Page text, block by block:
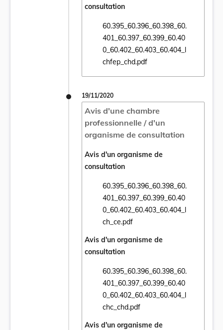
consultation
60.395_60.396_60.398_60.
401_60.397_60.399_60.40
0_60.402_60.403_60.404_l
chfep_chd.pdf
Ouvrir le document
19/11/2020
Avis d'une chambre
professionnelle / d'un
organisme de consultation
Avis d'un organisme de
consultation
60.395_60.396_60.398_60.
401_60.397_60.399_60.40
0_60.402_60.403_60.404_l
ch_ce.pdf
Ouvrir le document
Avis d'un organisme de
consultation
60.395_60.396_60.398_60.
401_60.397_60.399_60.40
0_60.402_60.403_60.404_l
chc_chd.pdf
Ouvrir le document
Avis d'un organisme de